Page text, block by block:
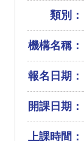
類別：
機構名稱：
報名日期：
開課日期：
上課時間：